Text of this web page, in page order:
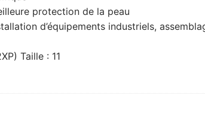
protection de la peau
d’équipements industriels,
Taille : 11